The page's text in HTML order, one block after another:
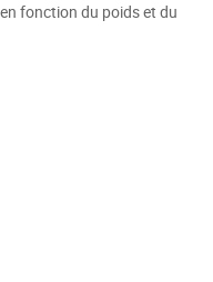
fonction du poids et du